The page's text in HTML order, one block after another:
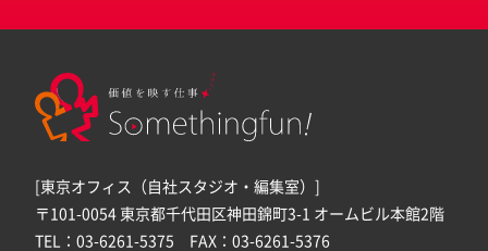
[東京オフィス（自社スタジオ・編集室）]
〒101-0054 東京都千代田区神田錦町3-1 オームビル本館2階
TEL：03-6261-5375 FAX：03-6261-5376